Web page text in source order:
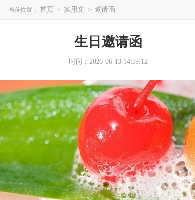
当前位置： 首页 > 实用文 > 邀请函
生日邀请函
时间：2026-06-13 14:39:12